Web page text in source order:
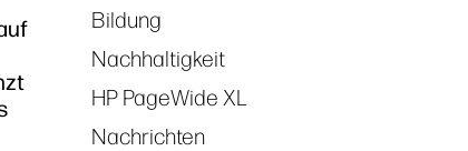
Bildung
Nachhaltigkeit
HP PageWide XL
Nachrichten